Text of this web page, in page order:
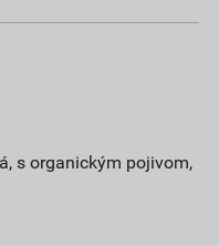
s organickým pojivom,